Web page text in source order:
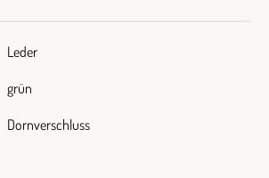
Leder
grün
Dornverschluss